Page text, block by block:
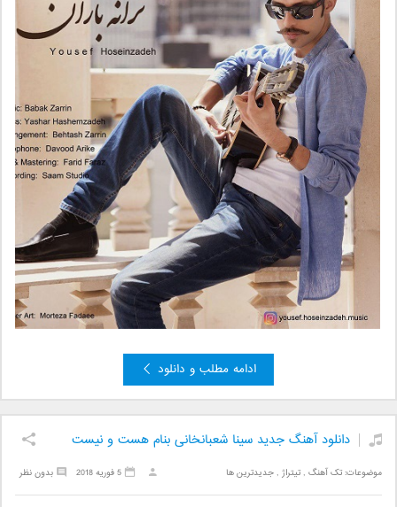
ادامه مطلب و دانلود
دانلود آهنگ جدید سینا شعبانخانی بنام هست و نیست
موضوعات:تک آهنگ ,تیتراژ ,جدیدترین ها بدون نظر 5 فوریه 2018